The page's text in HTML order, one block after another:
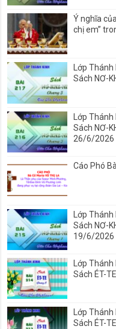
Ý nghĩa
chị em”
Lớp Thánh
Sách NƠ-
Lớp Thánh
Sách NƠ-
26/6/2026
Cáo Phó
Lớp
Sách NƠ-
19/6/2026
Lớp
Sách ÉT-
Lớp Thánh
Sách ÉT-